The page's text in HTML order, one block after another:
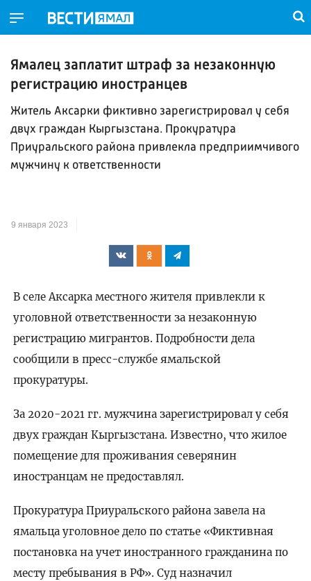
Ямалец заплатит штраф за незаконную
регистрацию иностранцев
Житель Аксарки фиктивно зарегистрировал у себя
двух граждан Кыргызстана. Прокуратура
Приуральского района привлекла предприимчивого
мужчину к ответственности
9 января 2023
В селе Аксарка местного жителя привлекли к
уголовной ответственности за незаконную
регистрацию мигрантов. Подробности дела
сообщили в пресс-службе ямальской
прокуратуры.
За 2020-2021 гг. мужчина зарегистрировал у себя
двух граждан Кыргызстана. Известно, что жилое
помещение для проживания северянин
иностранцам не предоставлял.
Прокуратура Приуральского района завела на
ямальца уголовное дело по статье «Фиктивная
постановка на учет иностранного гражданина по
месту пребывания в РФ». Суд назначил